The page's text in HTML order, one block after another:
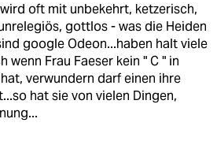
oft mit unbekehrt, ketzerisch,
gottlos - was die Heiden
google Odeon...haben halt viele
wenn Frau Faeser kein " C " in
verwundern darf einen ihre
hat sie von vielen Dingen,